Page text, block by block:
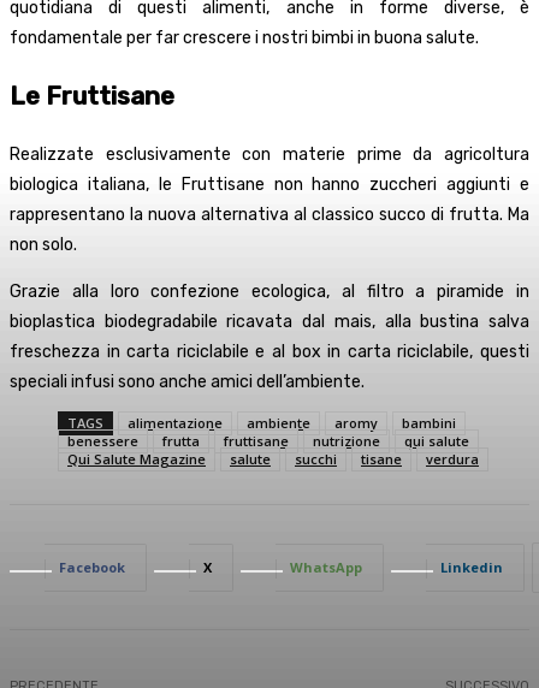
quotidiana di questi alimenti, anche in forme diverse, è
fondamentale per far crescere i nostri bimbi in buona salute.
Le Fruttisane
Realizzate esclusivamente con materie prime da agricoltura
biologica italiana, le Fruttisane non hanno zuccheri aggiunti e
rappresentano la nuova alternativa al classico succo di frutta. Ma
non solo.
Grazie alla loro confezione ecologica, al filtro a piramide in
bioplastica biodegradabile ricavata dal mais, alla bustina salva
freschezza in carta riciclabile e al box in carta riciclabile, questi
speciali infusi sono anche amici dell’ambiente.
TAGS alimentazione ambiente aromy
bambini
benessere
frutta fruttisane nutrizione
qui salute
Qui Salute Magazine
salute succhi tisane verdura
Facebook X WhatsApp Linkedin